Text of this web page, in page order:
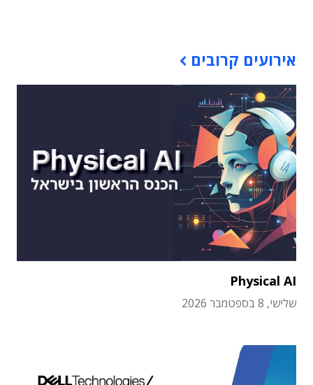
אירועים קרובים
Physical AI
שלישי, 8 בספטמבר 2026